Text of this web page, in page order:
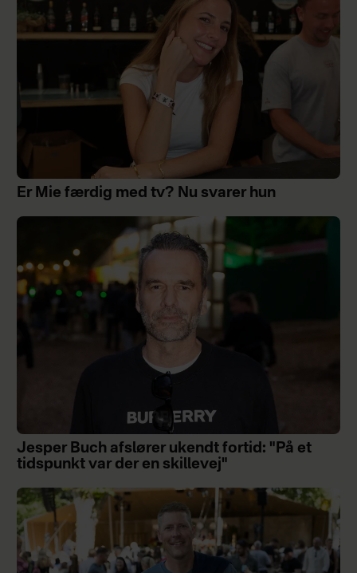
Er Mie færdig med tv? Nu svarer hun
Jesper Buch afslører ukendt fortid: "På et
tidspunkt var der en skillevej"